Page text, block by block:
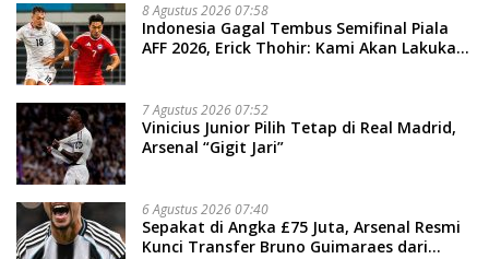
8 Agustus 2026 07:58
Indonesia Gagal Tembus Semifinal Piala
AFF 2026, Erick Thohir: Kami Akan Lakukan
7 Agustus 2026 07:52
Vinicius Junior Pilih Tetap di Real Madrid,
Arsenal “Gigit Jari”
6 Agustus 2026 07:40
Sepakat di Angka £75 Juta, Arsenal Resmi
Kunci Transfer Bruno Guimaraes dari